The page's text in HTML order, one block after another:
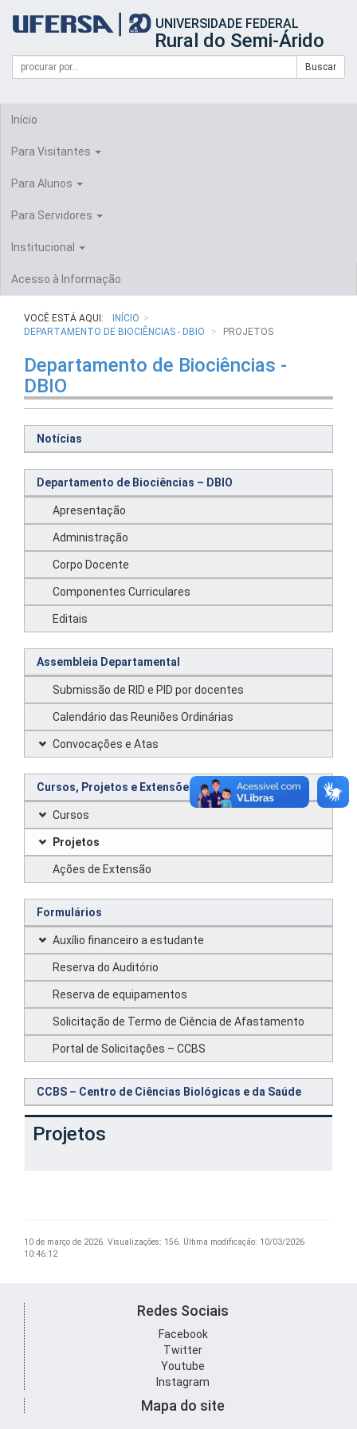
portal
UFERSA
UNIVERSIDADE FEDERAL
Rural do Semi-Árido
Formulário
Busca
Campo
de
Buscar
Início
Para Visitantes
Para Alunos
Para Servidores
Institucional
Acesso à Informação
VOCÊ ESTÁ AQUI:
INÍCIO
DEPARTAMENTO DE BIOCIÊNCIAS - DBIO
PROJETOS
Departamento de Biociências -
DBIO
Notícias
Departamento de Biociências – DBIO
Apresentação
Administração
Corpo Docente
Componentes Curriculares
Editais
Assembleia Departamental
Submissão de RID e PID por docentes
Calendário das Reuniões Ordinárias
Convocações e Atas
Cursos, Projetos e Extensões
Cursos
Projetos
Ações de Extensão
Formulários
Auxílio financeiro a estudante
Reserva do Auditório
Reserva de equipamentos
Solicitação de Termo de Ciência de Afastamento
Portal de Solicitações – CCBS
CCBS – Centro de Ciências Biológicas e da Saúde
Projetos
10 de março de 2026. Visualizações: 156. Última modificação: 10/03/2026
10:46:12
Redes Sociais
Facebook
Twitter
Youtube
Instagram
Mapa do site